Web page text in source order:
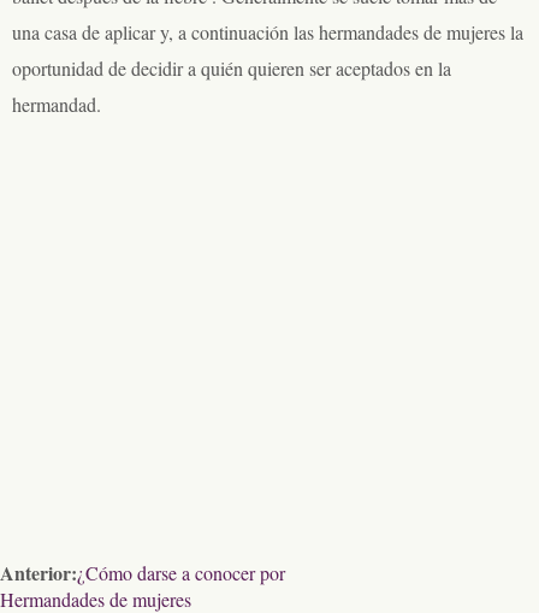
una casa de aplicar y, a continuación las hermandades de mujeres la
oportunidad de decidir a quién quieren ser aceptados en la
hermandad.
Anterior:¿Cómo darse a conocer por
Hermandades de mujeres